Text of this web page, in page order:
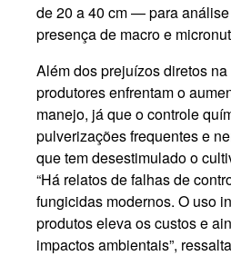
de 20 a 40 cm — para
presença de macro e
Além dos prejuízos diretos
produtores enfrentam o
manejo, já que o controle
pulverizações frequentes e
que tem desestimulado o
“Há relatos de falhas de
fungicidas modernos. O uso
produtos eleva os custos e
impactos ambientais”,